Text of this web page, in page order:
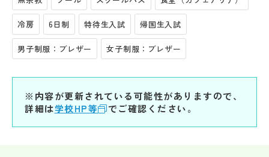
冷房 6日制 特待生入試 帰国生入試
男子制服：ブレザー 女子制服：ブレザー
※内容が更新されている可能性がありますので、
詳細は学校HP等 でご確認ください。